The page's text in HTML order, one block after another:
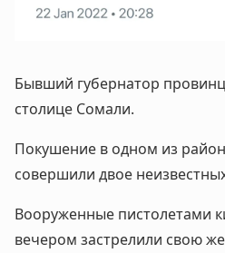
Бывший губернатор
столице Сомали.
Покушение в одном из
совершили двое
Вооруженные пистолетами
вечером застрелили свою